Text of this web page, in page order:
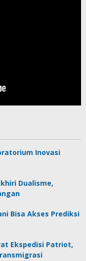
Inovasi
Dualisme,
Bisa Akses Prediksi
Ekspedisi Patriot,